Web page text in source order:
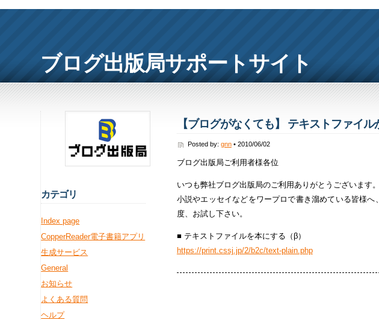
ブログ出版局サポートサイト
【ブログがなくても】 テキストファイ
Posted by: gnn• 2010/06/02
ブログ出版局ご利用者様各位
いつも弊社ブログ出版局のご利用ありがとうございます。
小説やエッセイなどをワープロで書き溜めている皆様
度、お試し下さい。
■ テキストファイルを本にする（β）
https://print.cssj.jp/2/b2c/text-plain.php
カテゴリ
Index page
CopperReader電子書籍アプリ
生成サービス
General
お知らせ
よくある質問
ヘルプ